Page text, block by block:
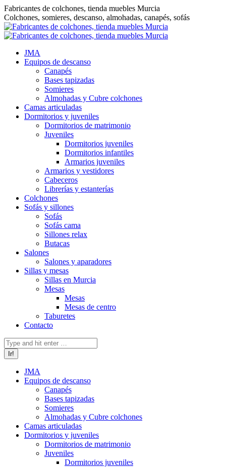
Saltar
al
contenido
Fabricantes de colchones, tienda muebles Murcia
Colchones, somieres, descanso, almohadas, canapés, sofás
JMA
Equipos de descanso
Canapés
Bases tapizadas
Somieres
Almohadas y Cubre colchones
Camas articuladas
Dormitorios y juveniles
Dormitorios de matrimonio
Juveniles
Dormitorios juveniles
Dormitorios infantiles
Armarios juveniles
Armarios y vestidores
Cabeceros
Librerías y estanterías
Colchones
Sofás y sillones
Sofás
Sofás cama
Sillones relax
Butacas
Salones
Salones y aparadores
Sillas y mesas
Sillas en Murcia
Mesas
Mesas
Mesas de centro
Taburetes
Contacto
Buscar:
JMA
Equipos de descanso
Canapés
Bases tapizadas
Somieres
Almohadas y Cubre colchones
Camas articuladas
Dormitorios y juveniles
Dormitorios de matrimonio
Juveniles
Dormitorios juveniles